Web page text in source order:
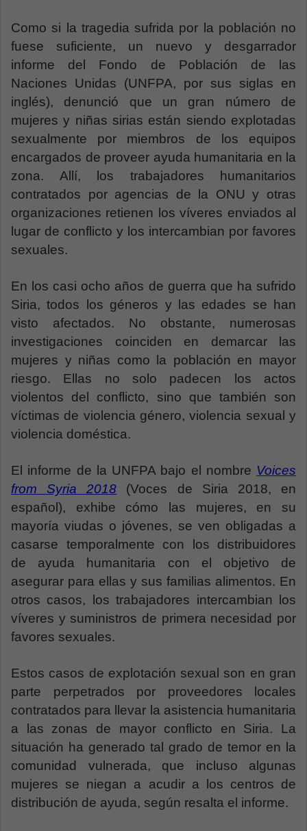
Como si la tragedia sufrida por la población no
fuese suficiente, un nuevo y desgarrador
informe del Fondo de Población de las
Naciones Unidas (UNFPA, por sus siglas en
inglés), denunció que un gran número de
mujeres y niñas sirias están siendo explotadas
sexualmente por miembros de los equipos
encargados de proveer ayuda humanitaria en la
zona. Allí, los trabajadores humanitarios
contratados por agencias de la ONU y otras
organizaciones retienen los víveres enviados al
lugar de conflicto y los intercambian por favores
sexuales.
En los casi ocho años de guerra que ha sufrido
Siria, todos los géneros y las edades se han
visto afectados. No obstante, numerosas
investigaciones coinciden en demarcar las
mujeres y niñas como la población en mayor
riesgo. Ellas no solo padecen los actos
violentos del conflicto, sino que también son
víctimas de violencia género, violencia sexual y
violencia doméstica.
El informe de la UNFPA bajo el nombre Voices
from Syria 2018
(Voces de Siria 2018, en
español), exhibe cómo las mujeres, en su
mayoría viudas o jóvenes, se ven obligadas a
casarse temporalmente con los distribuidores
de ayuda humanitaria con el objetivo de
asegurar para ellas y sus familias alimentos. En
otros casos, los trabajadores intercambian los
víveres y suministros de primera necesidad por
favores sexuales.
Estos casos de explotación sexual son en gran
parte perpetrados por proveedores locales
contratados para llevar la asistencia humanitaria
a las zonas de mayor conflicto en Siria. La
situación ha generado tal grado de temor en la
comunidad vulnerada, que incluso algunas
mujeres se niegan a acudir a los centros de
distribución de ayuda, según resalta el informe.